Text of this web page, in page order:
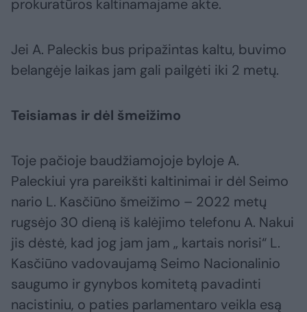
prokuratūros kaltinamajame akte.
Jei A. Paleckis bus pripažintas kaltu, buvimo
belangėje laikas jam gali pailgėti iki 2 metų.
Teisiamas ir dėl šmeižimo
Toje pačioje baudžiamojoje byloje A.
Paleckiui yra pareikšti kaltinimai ir dėl Seimo
nario L. Kasčiūno šmeižimo – 2022 metų
rugsėjo 30 dieną iš kalėjimo telefonu A. Nakui
jis dėstė, kad jog jam jam „ kartais norisi“ L.
Kasčiūno vadovaujamą Seimo Nacionalinio
saugumo ir gynybos komitetą pavadinti
nacistiniu, o paties parlamentaro veikla esą